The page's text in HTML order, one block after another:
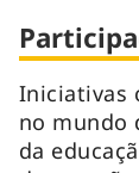
Iniciativas
no mundo
da